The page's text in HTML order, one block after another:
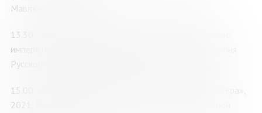
Мавлютова / 5 мин., 6+
13.30 – 14.55 Фильм «Кольский Север в царствование
императора Николая II», 2021, Мурманская митрополия
Русской Православной Церкви / 1 ч. 25 мин., 12+
15.00 – 15.50 Фильм «Первопроходцы Крайнего Севера»,
2021, Мурманская митрополия Русской Православной